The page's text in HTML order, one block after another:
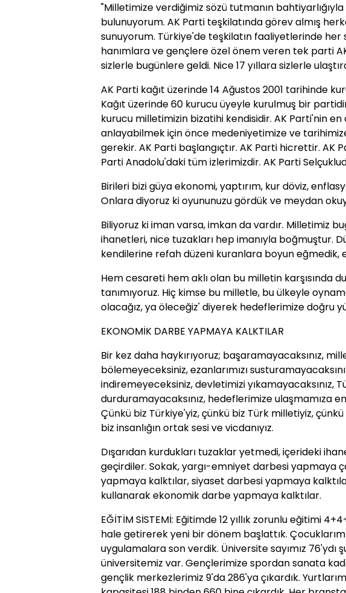
"Milletimize verdiğimiz sözü tutmanın bahtiyarlığıyla
bulunuyorum. AK Parti teşkilatında görev almış
sunuyorum. Türkiye'de teşkilatın faaliyetlerinde her
hanımlara ve gençlere özel önem veren tek parti
sizlerle bugünlere geldi. Nice 17 yıllara sizlerle
AK Parti kağıt üzerinde 14 Ağustos 2001 tarihinde
Kağıt üzerinde 60 kurucu üyeyle kurulmuş bir
kurucu milletimizin bizatihi kendisidir. AK Parti'nin en
anlayabilmek için önce medeniyetimize ve
gerekir. AK Parti başlangıçtır. AK Parti hicrettir. AK
Parti Anadolu'daki tüm izlerimizdir. AK Parti
Birileri bizi güya ekonomi, yaptırım, kur döviz,
Onlara diyoruz ki oyununuzu gördük ve meydan
Biliyoruz ki iman varsa, imkan da vardır. Milletimiz
ihanetleri, nice tuzakları hep imanıyla boğmuştur.
kendilerine refah düzeni kuranlara boyun eğmedik,
Hem cesareti hem aklı olan bu milletin karşısında
tanımıyoruz. Hiç kimse bu milletle, bu ülkeyle
olacağız, ya öleceğiz' diyerek hedeflerimize doğru
EKONOMİK DARBE YAPMAYA KALKTILAR
Bir kez daha haykırıyoruz; başaramayacaksınız,
bölemeyeceksiniz, ezanlarımızı
indiremeyeceksiniz, devletimizi yıkamayacaksınız,
durduramayacaksınız, hedeflerimize ulaşmamıza
Çünkü biz Türkiye'yiz, çünkü biz Türk milletiyiz, çünkü
biz insanlığın ortak sesi ve vicdanıyız.
Dışarıdan kurdukları tuzaklar yetmedi, içerideki
geçirdiler. Sokak, yargı-emniyet darbesi yapmaya
yapmaya kalktılar, siyaset darbesi yapmaya
kullanarak ekonomik darbe yapmaya kalktılar.
EĞİTİM SİSTEMİ: Eğitimde 12 yıllık zorunlu eğitimi
hale getirerek yeni bir dönem başlattık.
uygulamalara son verdik. Üniversite sayımız 76'ydı
üniversitemiz var. Gençlerimize spordan sanata
gençlik merkezlerimiz 9'da 286'ya çıkardık.